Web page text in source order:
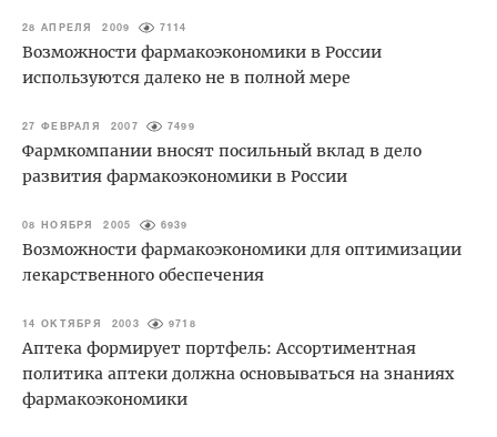
28 АПРЕЛЯ 2009 7114
Возможности фармакоэкономики в России
используются далеко не в полной мере
27 ФЕВРАЛЯ 2007 7499
Фармкомпании вносят посильный вклад в дело
развития фармакоэкономики в России
08 НОЯБРЯ 2005 6939
Возможности фармакоэкономики для оптимизации
лекарственного обеспечения
14 ОКТЯБРЯ 2003 9718
Аптека формирует портфель: Ассортиментная
политика аптеки должна основываться на знаниях
фармакоэкономики